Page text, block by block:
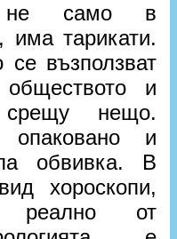
само в
има тарикати.
възползват
и
нещо.
и
обвивка. В
хороскопи,
реално от